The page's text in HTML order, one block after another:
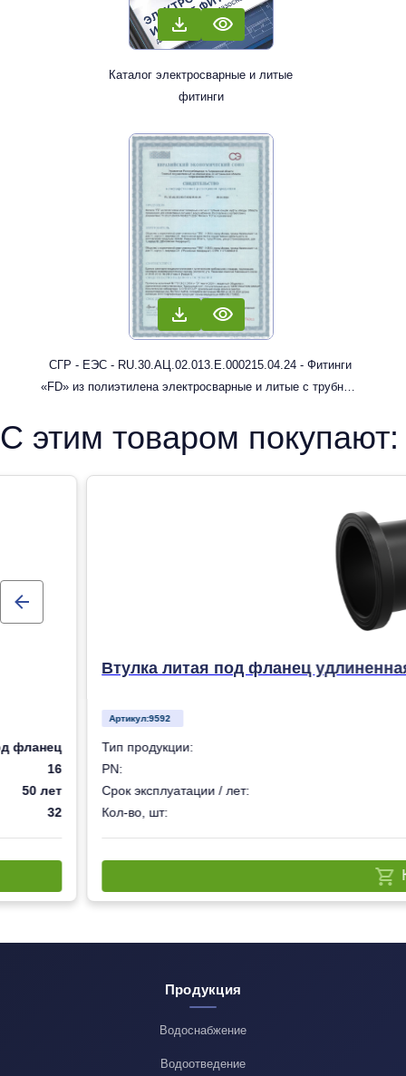
Каталог электросварные и литые
фитинги
СГР - ЕЭС - RU.30.АЦ.02.013.Е.000215.04.24 - Фитинги
«FD» из полиэтилена электросварные и литые с трубным
С этим товаром покупают:
фланец
16
50 лет
32
Втулка литая под фланец
Артикул:9592
Тип продукции:
PN:
Срок эксплуатации / лет:
Кол-во, шт:
Продукция
Водоснабжение
Водоотведение